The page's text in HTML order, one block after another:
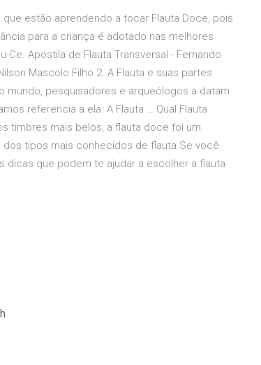
estão aprendendo a tocar Flauta Doce, pois
para a criança é adotado nas melhores
Apostila de Flauta Transversal - Fernando
Mascolo Filho 2. A Flauta e suas partes
mundo, pesquisadores e arqueólogos a datam
referencia a ela. A Flauta … Qual Flauta
timbres mais belos, a flauta doce foi um
tipos mais conhecidos de flauta.Se você
dicas que podem te ajudar a escolher a flauta